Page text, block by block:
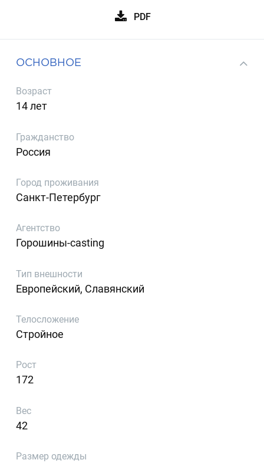
PDF
ОСНОВНОЕ
Возраст
14 лет
Гражданство
Россия
Город проживания
Санкт-Петербург
Агентство
Горошины-casting
Тип внешности
Европейский, Славянский
Телосложение
Стройное
Рост
172
Вес
42
Размер одежды